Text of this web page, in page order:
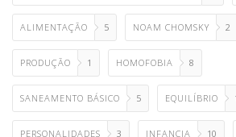
ALIMENTAÇÃO 5 NOAM CHOMSKY 2
PRODUÇÃO 1 HOMOFOBIA 8
SANEAMENTO BÁSICO 5 EQUILÍBRIO
PERSONALIDADES 3 INFANCIA 10